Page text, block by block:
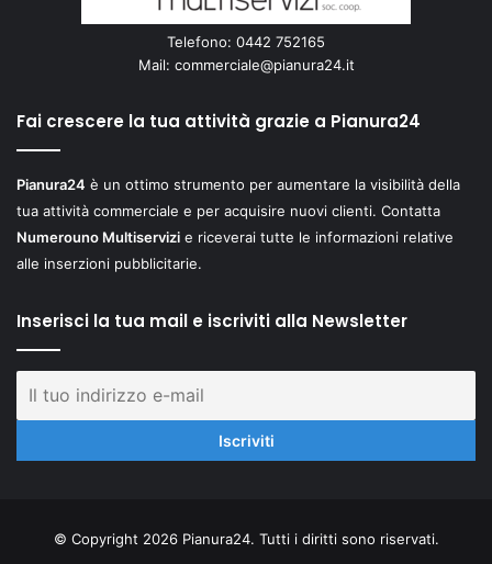
Telefono: 0442 752165
Mail: commerciale@pianura24.it
Fai crescere la tua attività grazie a Pianura24
Pianura24 è un ottimo strumento per aumentare la visibilità della
tua attività commerciale e per acquisire nuovi clienti. Contatta
Numerouno Multiservizi e riceverai tutte le informazioni relative
alle inserzioni pubblicitarie.
Inserisci la tua mail e iscriviti alla Newsletter
© Copyright 2026 Pianura24. Tutti i diritti sono riservati.